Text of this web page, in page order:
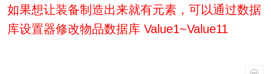
如果想让装备制造出来就有元素，可以通过数据
库设置器修改物品数据库 Value1~Value11